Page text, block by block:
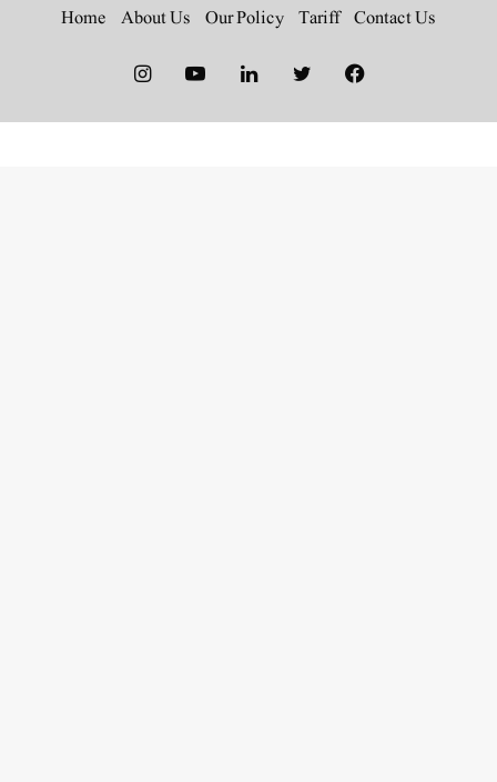
Contact Us
Tariff
Our Policy
About Us
Home
Facebook
Twitter
LinkedIn
YouTube
Instagram